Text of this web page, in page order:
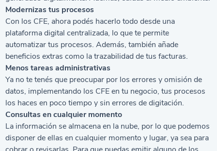
Modernizas tus procesos
Con los CFE, ahora podés hacerlo todo desde una
plataforma digital centralizada, lo que te permite
automatizar tus procesos. Además, también añade
beneficios extras como la trazabilidad de tus facturas.
Menos tareas administrativas
Ya no te tenés que preocupar por los errores y omisión de
datos, implementando los CFE en tu negocio, tus procesos
los haces en poco tiempo y sin errores de digitación.
Consultas en cualquier momento
La información se almacena en la nube, por lo que podemos
disponer de ellas en cualquier momento y lugar, ya sea para